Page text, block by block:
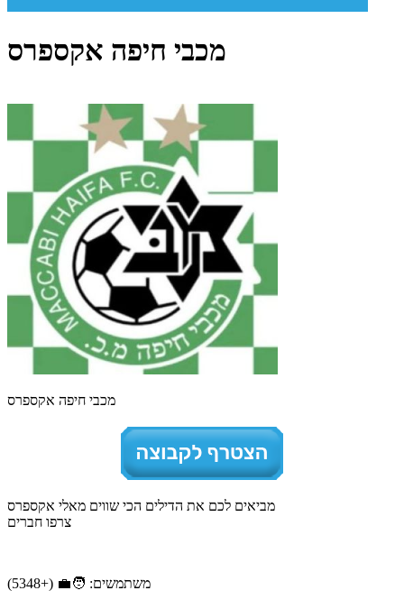
מכבי חיפה אקספרס
מכבי חיפה אקספרס
מביאים לכם את הדילים הכי שווים מאלי אקספרס
צרפו חברים
משתמשים: 🧑‍💼 (+5348)